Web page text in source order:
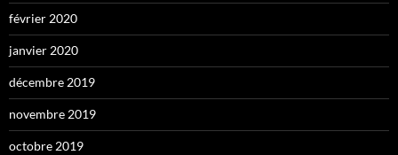
février 2020
janvier 2020
décembre 2019
novembre 2019
octobre 2019